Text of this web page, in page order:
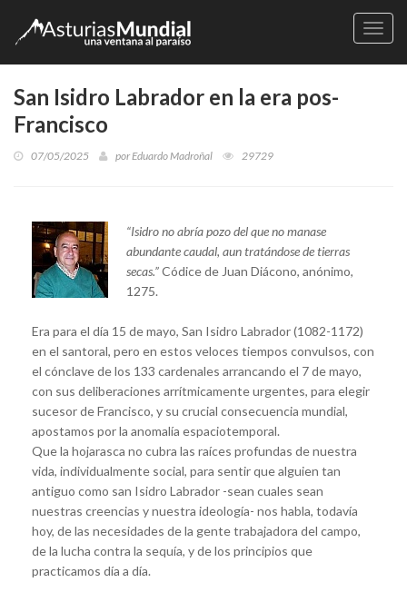
San Isidro Labrador en la era pos-
Francisco
07/05/2025 porEduardo Madroñal 29729
“Isidro no abría pozo del que no manase
abundante caudal, aun tratándose de tierras
secas.”Códice de Juan Diácono, anónimo,
1275.
Era para el día 15 de mayo, San Isidro Labrador (1082-1172)
en el santoral, pero en estos veloces tiempos convulsos, con
el cónclave de los 133 cardenales arrancando el 7 de mayo,
con sus deliberaciones arrítmicamente urgentes, para elegir
sucesor de Francisco, y su crucial consecuencia mundial,
apostamos por la anomalía espaciotemporal.
Que la hojarasca no cubra las raíces profundas de nuestra
vida, individualmente social, para sentir que alguien tan
antiguo como san Isidro Labrador -sean cuales sean
nuestras creencias y nuestra ideología- nos habla, todavía
hoy, de las necesidades de la gente trabajadora del campo,
de la lucha contra la sequía, y de los principios que
practicamos día a día.